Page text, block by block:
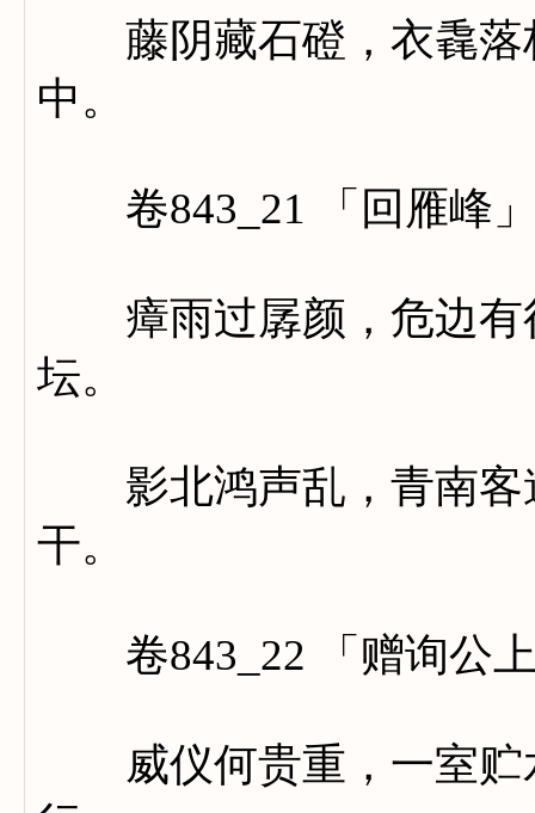
藤阴藏石磴，衣毳落
中。
卷843_21 「回雁峰
瘴雨过孱颜，危边有
坛。
影北鸿声乱，青南客
干。
卷843_22 「赠询公
威仪何贵重，一室贮